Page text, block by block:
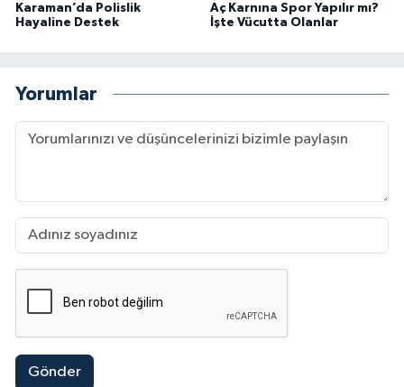
Karaman’da Polislik
Hayaline Destek
Aç Karnına Spor Yapılır mı?
İşte Vücutta Olanlar
Yorumlar
Gönder